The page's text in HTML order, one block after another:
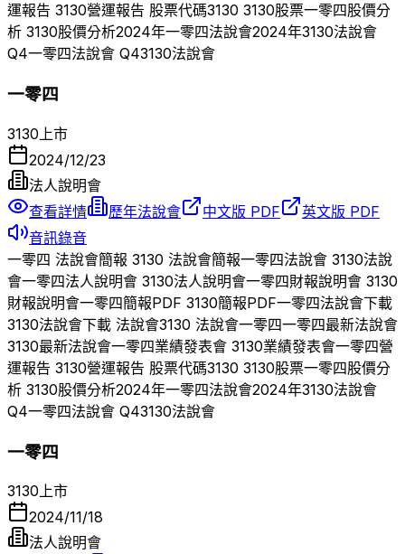
運報告 3130營運報告 股票代碼3130 3130股票一零四股價分
析 3130股價分析2024年一零四法說會2024年3130法說會
Q4一零四法說會 Q43130法說會
一零四
3130 上市
2024/12/23
法人說明會
查看詳情
歷年法說會 中文版 PDF
英文版 PDF
音訊錄音
一零四 法說會簡報 3130 法說會簡報一零四法說會 3130法說
會一零四法人說明會 3130法人說明會一零四財報說明會 3130
財報說明會一零四簡報PDF 3130簡報PDF一零四法說會下載
3130法說會下載 法說會3130 法說會一零四一零四最新法說會
3130最新法說會一零四業績發表會 3130業績發表會一零四營
運報告 3130營運報告 股票代碼3130 3130股票一零四股價分
析 3130股價分析2024年一零四法說會2024年3130法說會
Q4一零四法說會 Q43130法說會
一零四
3130上市
2024/11/18
法人說明會